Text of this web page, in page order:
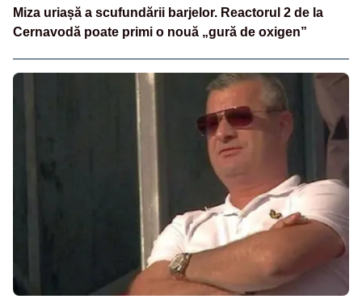
Miza uriașă a scufundării barjelor. Reactorul 2 de la
Cernavodă poate primi o nouă „gură de oxigen”